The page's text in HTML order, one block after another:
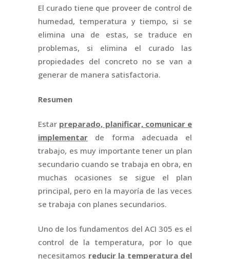
El curado tiene que proveer de control de
humedad, temperatura y tiempo, si se
elimina una de estas, se traduce en
problemas, si elimina el curado las
propiedades del concreto no se van a
generar de manera satisfactoria.
Resumen
Estar preparado, planificar, comunicar e
implementar de forma adecuada el
trabajo, es muy importante tener un plan
secundario cuando se trabaja en obra, en
muchas ocasiones se sigue el plan
principal, pero en la mayoría de las veces
se trabaja con planes secundarios.
Uno de los fundamentos del ACI 305 es el
control de la temperatura, por lo que
necesitamos reducir la temperatura del